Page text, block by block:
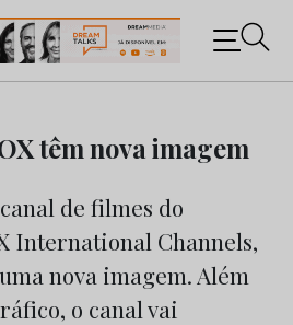
sobre os negócios do
têm nova imagem
de filmes do
International Channels,
nova imagem. Além
o canal vai